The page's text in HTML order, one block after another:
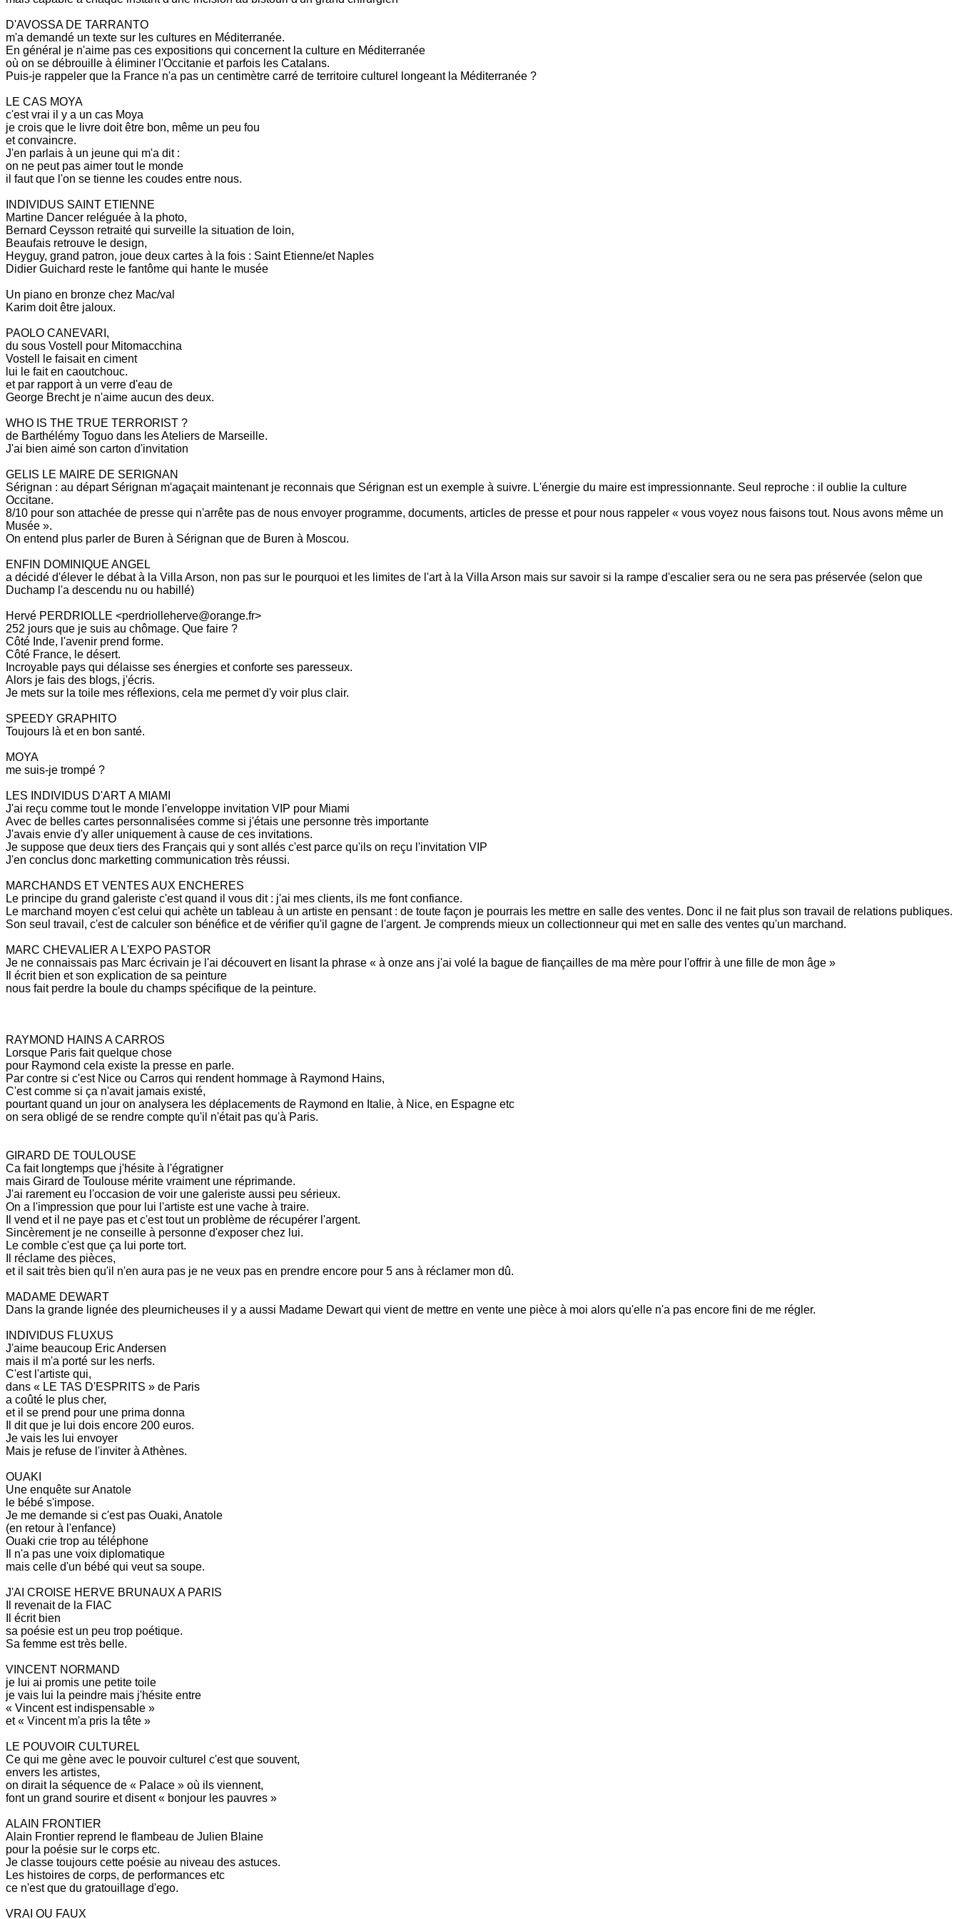
D'AVOSSA DE TARRANTO
m'a demandé un texte sur les cultures en Méditerranée.
En général je n'aime pas ces expositions qui concernent la culture en Méditerranée
où on se débrouille à éliminer l'Occitanie et parfois les Catalans.
Puis-je rappeler que la France n'a pas un centimètre carré de territoire culturel longeant la Méditerranée ?
LE CAS MOYA
c'est vrai il y a un cas Moya
je crois que le livre doit être bon, même un peu fou
et convaincre.
J'en parlais à un jeune qui m'a dit :
on ne peut pas aimer tout le monde
il faut que l'on se tienne les coudes entre nous.
INDIVIDUS SAINT ETIENNE
Martine Dancer reléguée à la photo,
Bernard Ceysson retraité qui surveille la situation de loin,
Beaufais retrouve le design,
Heyguy, grand patron, joue deux cartes à la fois : Saint Etienne/et Naples
Didier Guichard reste le fantôme qui hante le musée
Un piano en bronze chez Mac/val
Karim doit être jaloux.
PAOLO CANEVARI,
du sous Vostell pour Mitomacchina
Vostell le faisait en ciment
lui le fait en caoutchouc.
et par rapport à un verre d'eau de
George Brecht je n'aime aucun des deux.
WHO IS THE TRUE TERRORIST ?
de Barthélémy Toguo dans les Ateliers de Marseille.
J'ai bien aimé son carton d'invitation
GELIS LE MAIRE DE SERIGNAN
Sérignan : au départ Sérignan m'agaçait maintenant je reconnais que Sérignan est un exemple à suivre. L'énergie du maire est impressionnante. Seul reproche : il oublie la culture
Occitane.
8/10 pour son attachée de presse qui n'arrête pas de nous envoyer programme, documents, articles de presse et pour nous rappeler « vous voyez nous faisons tout. Nous avons même un
Musée ».
On entend plus parler de Buren à Sérignan que de Buren à Moscou.
ENFIN DOMINIQUE ANGEL
a décidé d'élever le débat à la Villa Arson, non pas sur le pourquoi et les limites de l'art à la Villa Arson mais sur savoir si la rampe d'escalier sera ou ne sera pas préservée (selon que
Duchamp l'a descendu nu ou habillé)
Hervé PERDRIOLLE <perdriolleherve@orange.fr>
252 jours que je suis au chômage. Que faire ?
Côté Inde, l'avenir prend forme.
Côté France, le désert.
Incroyable pays qui délaisse ses énergies et conforte ses paresseux.
Alors je fais des blogs, j'écris.
Je mets sur la toile mes réflexions, cela me permet d'y voir plus clair.
SPEEDY GRAPHITO
Toujours là et en bon santé.
MOYA
me suis-je trompé ?
LES INDIVIDUS D'ART A MIAMI
J'ai reçu comme tout le monde l'enveloppe invitation VIP pour Miami
Avec de belles cartes personnalisées comme si j'étais une personne très importante
J'avais envie d'y aller uniquement à cause de ces invitations.
Je suppose que deux tiers des Français qui y sont allés c'est parce qu'ils on reçu l'invitation VIP
J'en conclus donc marketting communication très réussi.
MARCHANDS ET VENTES AUX ENCHERES
Le principe du grand galeriste c'est quand il vous dit : j'ai mes clients, ils me font confiance.
Le marchand moyen c'est celui qui achète un tableau à un artiste en pensant : de toute façon je pourrais les mettre en salle des ventes. Donc il ne fait plus son travail de relations publiques.
Son seul travail, c'est de calculer son bénéfice et de vérifier qu'il gagne de l'argent. Je comprends mieux un collectionneur qui met en salle des ventes qu'un marchand.
MARC CHEVALIER A L'EXPO PASTOR
Je ne connaissais pas Marc écrivain je l'ai découvert en lisant la phrase « à onze ans j'ai volé la bague de fiançailles de ma mère pour l'offrir à une fille de mon âge »
Il écrit bien et son explication de sa peinture
nous fait perdre la boule du champs spécifique de la peinture.
RAYMOND HAINS A CARROS
Lorsque Paris fait quelque chose
pour Raymond cela existe la presse en parle.
Par contre si c'est Nice ou Carros qui rendent hommage à Raymond Hains,
C'est comme si ça n'avait jamais existé,
pourtant quand un jour on analysera les déplacements de Raymond en Italie, à Nice, en Espagne etc
on sera obligé de se rendre compte qu'il n'était pas qu'à Paris.
GIRARD DE TOULOUSE
Ca fait longtemps que j'hésite à l'égratigner
mais Girard de Toulouse mérite vraiment une réprimande.
J'ai rarement eu l'occasion de voir une galeriste aussi peu sérieux.
On a l'impression que pour lui l'artiste est une vache à traire.
Il vend et il ne paye pas et c'est tout un problème de récupérer l'argent.
Sincèrement je ne conseille à personne d'exposer chez lui.
Le comble c'est que ça lui porte tort.
Il réclame des pièces,
et il sait très bien qu'il n'en aura pas je ne veux pas en prendre encore pour 5 ans à réclamer mon dû.
MADAME DEWART
Dans la grande lignée des pleurnicheuses il y a aussi Madame Dewart qui vient de mettre en vente une pièce à moi alors qu'elle n'a pas encore fini de me régler.
INDIVIDUS FLUXUS
J'aime beaucoup Eric Andersen
mais il m'a porté sur les nerfs.
C'est l'artiste qui,
dans « LE TAS D'ESPRITS » de Paris
a coûté le plus cher,
et il se prend pour une prima donna
Il dit que je lui dois encore 200 euros.
Je vais les lui envoyer
Mais je refuse de l'inviter à Athènes.
OUAKI
Une enquête sur Anatole
le bébé s'impose.
Je me demande si c'est pas Ouaki, Anatole
(en retour à l'enfance)
Ouaki crie trop au téléphone
Il n'a pas une voix diplomatique
mais celle d'un bébé qui veut sa soupe.
J'AI CROISE HERVE BRUNAUX A PARIS
Il revenait de la FIAC
Il écrit bien
sa poésie est un peu trop poétique.
Sa femme est très belle.
VINCENT NORMAND
je lui ai promis une petite toile
je vais lui la peindre mais j'hésite entre
« Vincent est indispensable »
et « Vincent m'a pris la tête »
LE POUVOIR CULTUREL
Ce qui me gène avec le pouvoir culturel c'est que souvent,
envers les artistes,
on dirait la séquence de « Palace » où ils viennent,
font un grand sourire et disent « bonjour les pauvres »
ALAIN FRONTIER
Alain Frontier reprend le flambeau de Julien Blaine
pour la poésie sur le corps etc.
Je classe toujours cette poésie au niveau des astuces.
Les histoires de corps, de performances etc
ce n'est que du gratouillage d'ego.
VRAI OU FAUX